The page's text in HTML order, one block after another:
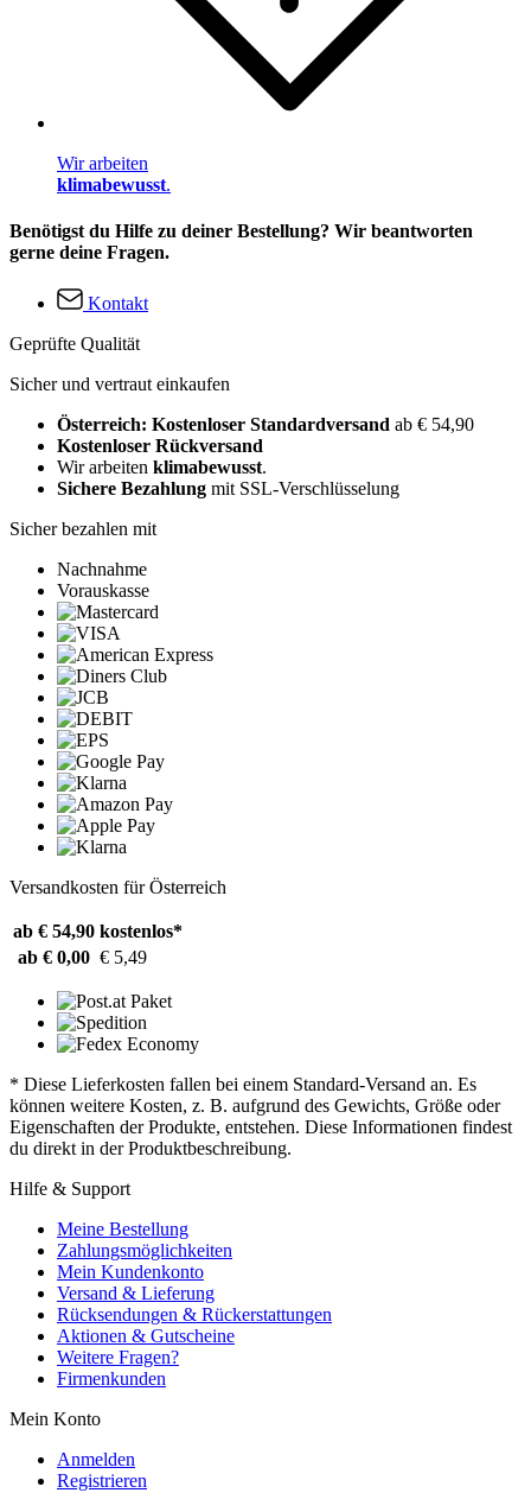
Wir arbeiten
klimabewusst.
Benötigst du Hilfe zu deiner Bestellung? Wir beantworten
gerne deine Fragen.
Kontakt
Geprüfte Qualität
Sicher und vertraut einkaufen
Österreich: Kostenloser Standardversand ab € 54,90
Kostenloser Rückversand
Wir arbeiten klimabewusst.
Sichere Bezahlung mit SSL-Verschlüsselung
Sicher bezahlen mit
Nachnahme
Vorauskasse
Versandkosten für Österreich
ab € 54,90 kostenlos*
ab € 0,00 € 5,49
* Diese Lieferkosten fallen bei einem Standard-Versand an. Es
können weitere Kosten, z. B. aufgrund des Gewichts, Größe oder
Eigenschaften der Produkte, entstehen. Diese Informationen findest
du direkt in der Produktbeschreibung.
Hilfe & Support
Meine Bestellung
Zahlungsmöglichkeiten
Mein Kundenkonto
Versand & Lieferung
Rücksendungen & Rückerstattungen
Aktionen & Gutscheine
Weitere Fragen?
Firmenkunden
Mein Konto
Anmelden
Registrieren